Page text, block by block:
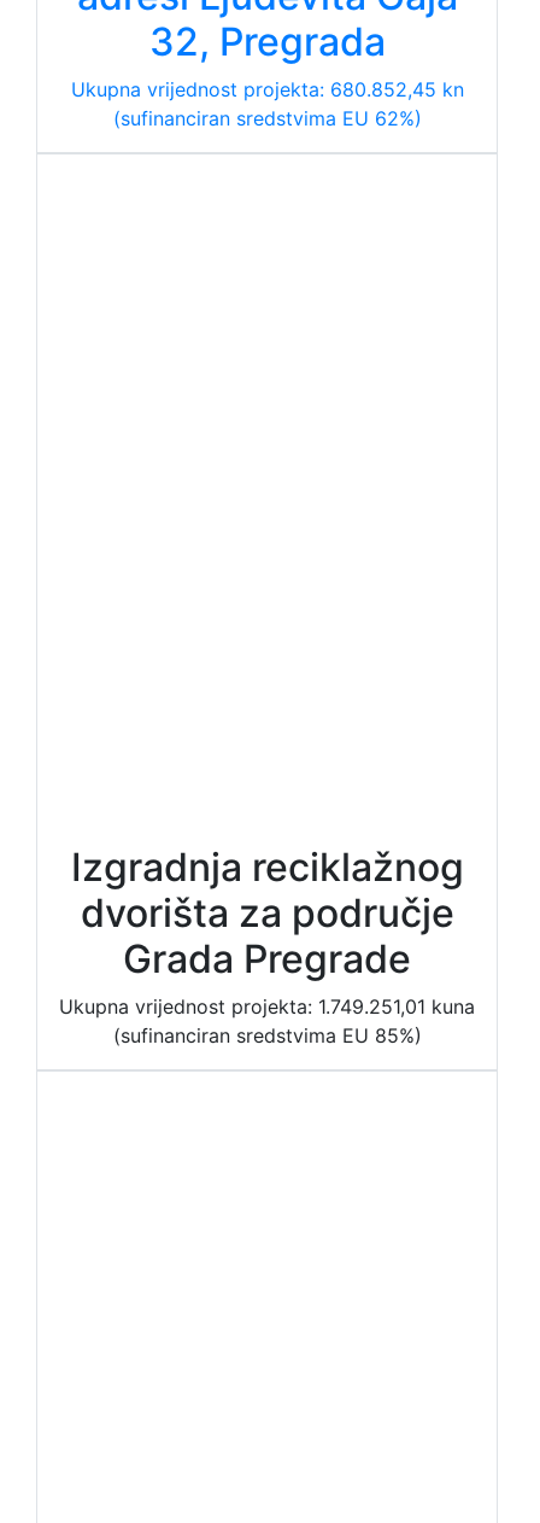
32, Pregrada
Ukupna vrijednost projekta: 680.852,45 kn
(sufinanciran sredstvima EU 62%)
Izgradnja reciklažnog
dvorišta za područje
Grada Pregrade
Ukupna vrijednost projekta: 1.749.251,01 kuna
(sufinanciran sredstvima EU 85%)